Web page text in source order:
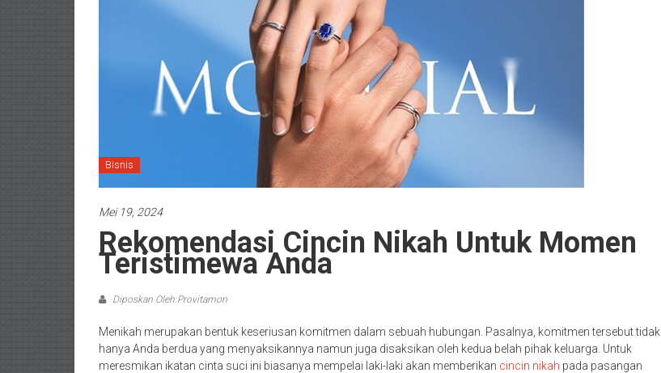
Bisnis
Mei 19, 2024
Rekomendasi Cincin Nikah Untuk Momen
Teristimewa Anda
Diposkan Oleh:Provitamon
Menikah merupakan bentuk keseriusan komitmen dalam sebuah hubungan. Pasalnya, komitmen tersebut tidak
hanya Anda berdua yang menyaksikannya namun juga disaksikan oleh kedua belah pihak keluarga. Untuk
meresmikan ikatan cinta suci ini biasanya mempelai laki-laki akan memberikan cincin nikah pada pasangan